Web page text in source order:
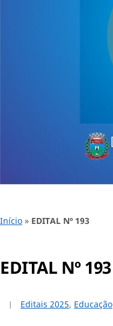
Início » EDITAL Nº 193
EDITAL Nº 193
Editais 2025, Educação